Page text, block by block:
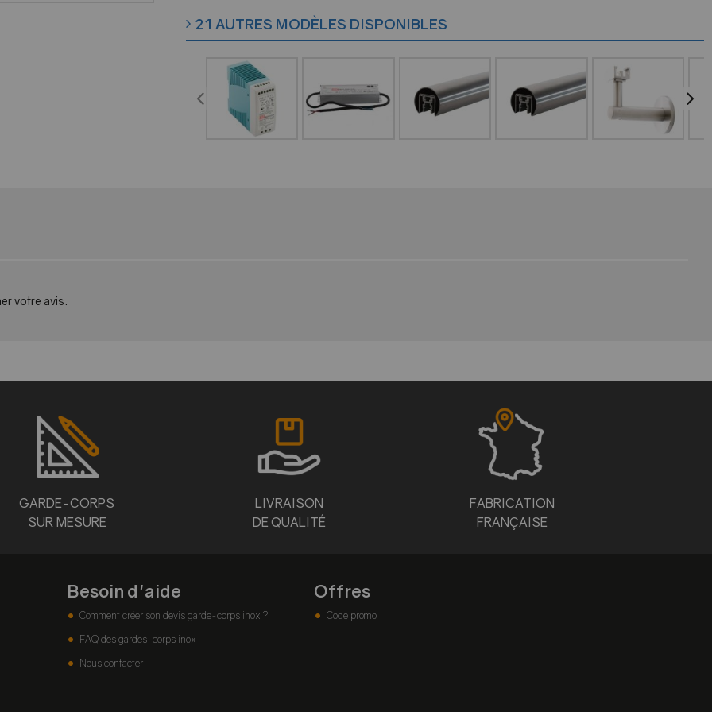
21 AUTRES MODÈLES DISPONIBLES
votre avis.
GARDE-CORPS
SUR MESURE
LIVRAISON
DE QUALITÉ
FABRICATION
FRANÇAISE
Besoin d'aide
Comment créer son devis garde-corps inox ?
FAQ des gardes-corps inox
Nous contacter
Offres
Code promo